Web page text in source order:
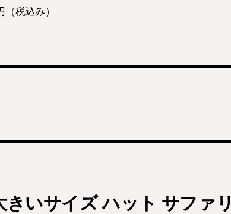
（税込み）
きいサイズ ハット サファリ